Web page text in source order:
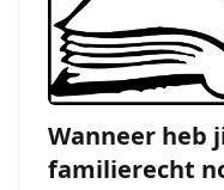
Wanneer heb
familierecht